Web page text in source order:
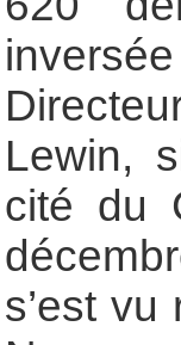
Lewin,
cité du
s’est